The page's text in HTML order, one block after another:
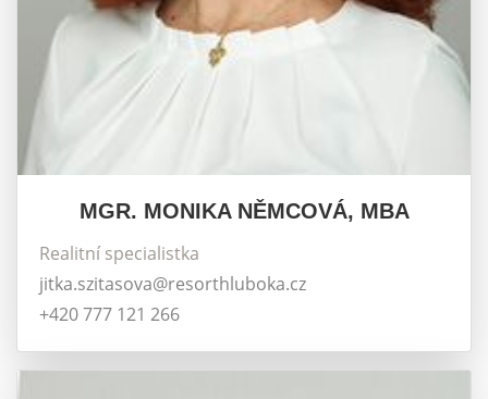
MGR. MONIKA NĚMCOVÁ, MBA
Realitní specialistka
jitka.szitasova@resorthluboka.cz
+420 777 121 266